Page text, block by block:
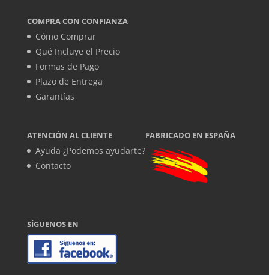
COMPRA CON CONFIANZA
Cómo Comprar
Qué Incluye el Precio
Formas de Pago
Plazo de Entrega
Garantías
ATENCIÓN AL CLIENTE
Ayuda ¿Podemos ayudarte?
Contacto
FABRICADO EN ESPAÑA
SÍGUENOS EN